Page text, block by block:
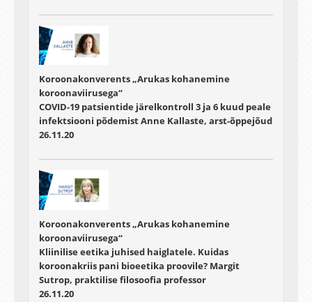
Koroonakonverents „Arukas kohanemine
koroonaviirusega“
COVID-19 patsientide järelkontroll 3 ja 6 kuud peale
infektsiooni põdemist Anne Kallaste, arst-õppejõud
26.11.20
Koroonakonverents „Arukas kohanemine
koroonaviirusega“
Kliinilise eetika juhised haiglatele. Kuidas
koroonakriis pani bioeetika proovile? Margit
Sutrop, praktilise filosoofia professor
26.11.20